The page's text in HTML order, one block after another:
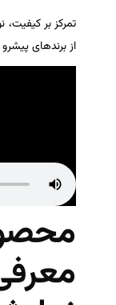
تمرکز بر
از برندهای